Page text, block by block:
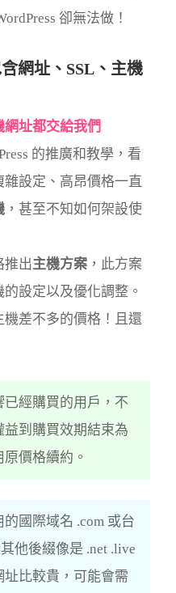
卻無法做！
網址、SSL、主機
址都交給我們
的推廣和教學，看
設定、高昂價格一直
，甚至不知如何架設使
推出主機方案 ，此方案
設定以及優化調整。
機差不多的價格！且還
經購買的用戶，不
到購買效期結束為
價格續約。
國際域名 .com 或台
他後綴像是 .net .live
比較貴，可能會需